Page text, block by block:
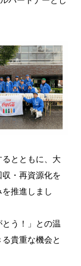
とともに、大
・再資源化を
推進しまし
う！」との温
貴重な機会と